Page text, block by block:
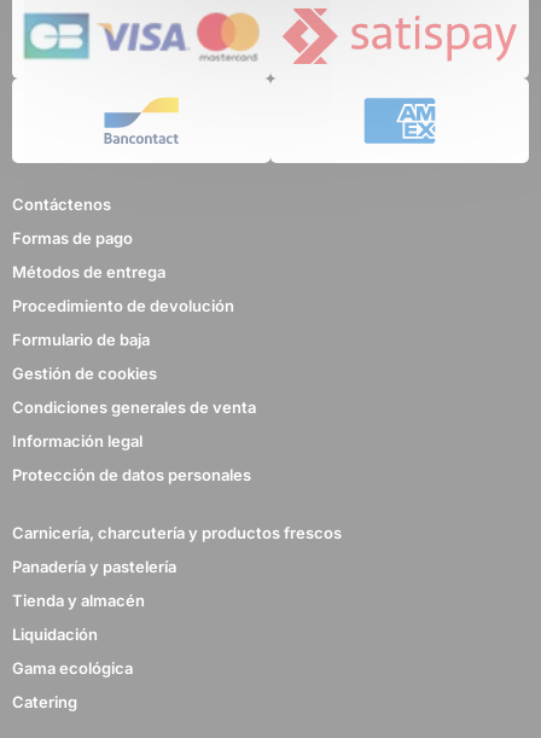
Contáctenos
Formas de pago
Métodos de entrega
Procedimiento de devolución
Formulario de baja
Gestión de cookies
Condiciones generales de venta
Información legal
Protección de datos personales
Carnicería, charcutería y productos frescos
Panadería y pastelería
Tienda y almacén
Liquidación
Gama ecológica
Catering